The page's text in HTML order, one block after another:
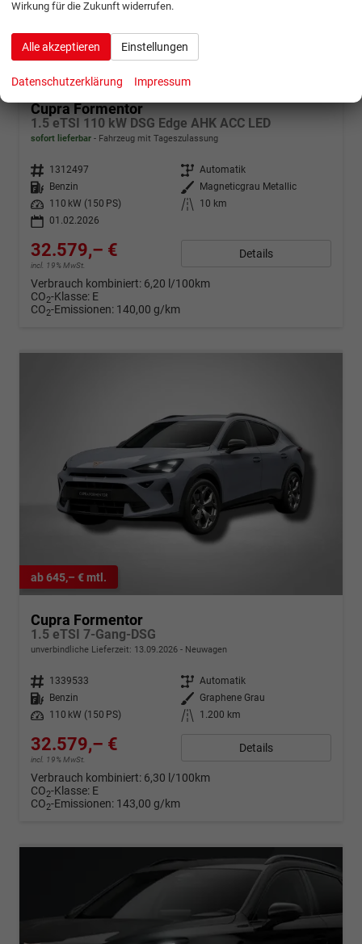
Cupra Formentor
1.5 eTSI 110 kW DSG Edge AHK ACC LED
sofort lieferbar Fahrzeug mit Tageszulassung
Fahrzeugnr. 1312497 Getriebe Automatik
Kraftstoff
Benzin Außenfarbe
Magneticgrau Metallic
Leistung
110 kW (150 PS) Kilometerstand
10 km
01.02.2026
32.579,– €
incl. 19% MwSt.
Details
Verbrauch kombiniert: 6,20 l/100km
CO2-Klasse: E
CO2-Emissionen: 140,00 g/km
ab 645,– € mtl.
Cupra Formentor
1.5 eTSI 7-Gang-DSG
unverbindliche Lieferzeit: 13.09.2026 Neuwagen
Fahrzeugnr. 1339533 Getriebe Automatik
Kraftstoff
Benzin Außenfarbe
Graphene Grau
Leistung
110 kW (150 PS) Kilometerstand 1.200 km
32.579,– €
incl. 19% MwSt.
Details
Verbrauch kombiniert: 6,30 l/100km
CO2-Klasse: E
CO2-Emissionen: 143,00 g/km
Wirkung für die Zukunft widerrufen.
Alle akzeptieren Einstellungen
Datenschutzerklärung Impressum